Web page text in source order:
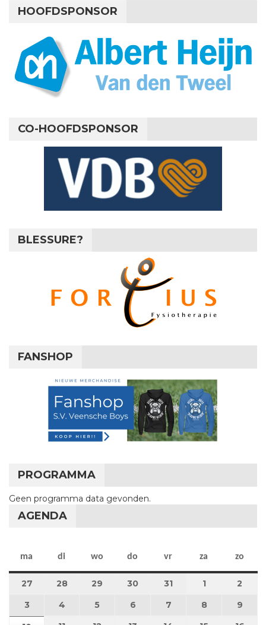
HOOFDSPONSOR
CO-HOOFDSPONSOR
BLESSURE?
FANSHOP
PROGRAMMA
Geen programma data gevonden.
AGENDA
ma maandag
di dinsdag
wo woensdag
do donderdag
vr vrijdag
za zaterdag
zo
27 27 juli 2026
28 28 juli 2026
29 29 juli 2026
30 30 juli 2026
31 31 juli 2026
11 augustus
2
3 3 augustus 2026
4 4 augustus 2026
5 5 augustus 2026
6 6 augustus 2026
7 7 augustus 2026
8 8 augustus
9